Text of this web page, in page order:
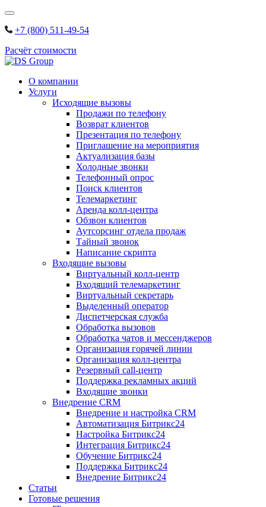
Skip
content
+7 (800) 511-49-54
Расчёт стоимости
О компании
Услуги
Исходящие вызовы
Продажи по телефону
Возврат клиентов
Презентация по телефону
Приглашение на мероприятия
Актуализация базы
Холодные звонки
Телефонный опрос
Поиск клиентов
Телемаркетинг
Аренда колл-центра
Обзвон клиентов
Аутсорсинг отдела продаж
Тайный звонок
Написание скрипта
Входящие вызовы
Виртуальный колл‑центр
Входящий телемаркетинг
Виртуальный секретарь
Выделенный оператор
Диспетчерская служба
Обработка вызовов
Обработка чатов и мессенджеров
Организация горячей линии
Организация колл‑центра
Резервный call‑центр
Поддержка рекламных акций
Входящие звонки
Внедрение CRM
Внедрение и настройка CRM
Автоматизация Битрикс24
Настройка Битрикс24
Интеграция Битрикс24
Обучение Битрикс24
Поддержка Битрикс24
Внедрение Битрикс24
Статьи
Готовые решения